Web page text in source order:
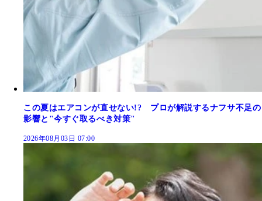
この夏はエアコンが直せない!? プロが解説するナフサ不足の
影響と"今すぐ取るべき対策"
2026年08月03日 07:00